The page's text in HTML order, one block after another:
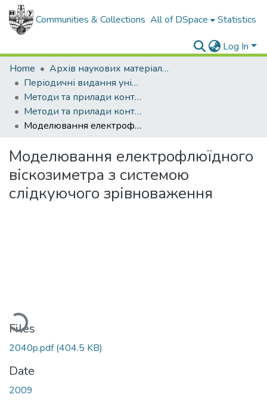
Communities & Collections All of DSpace Statistics
Log In
Home
Архів наукових матеріалів
Періодичні видання університету
Методи та прилади контролю якості
Методи та прилади контролю якості - 2009 - №23
Моделювання електрофлюїдного віскозиметра з системою слідкуючого зрівноваження
Моделювання електрофлюїдного
віскозиметра з системою
слідкуючого зрівноваження
Loading...
Files
2040p.pdf(404.5 KB)
Date
2009